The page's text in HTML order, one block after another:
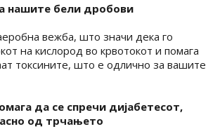
нашите бели дробови
вежба, што значи дека го
на кислород во крвотокот и помага
токсините, што е одлично за вашите
да се спречи дијабетесот,
од трчањето